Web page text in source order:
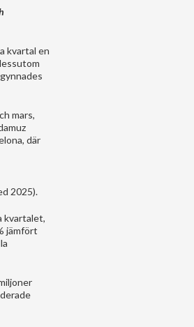
kvartal en
mars,
där
2025).
kvartalet,
jämfört